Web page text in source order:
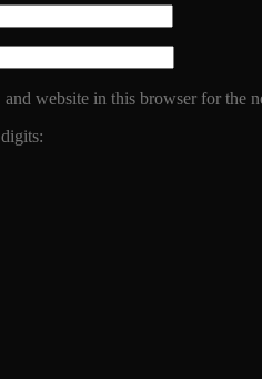
and website in this browser for the